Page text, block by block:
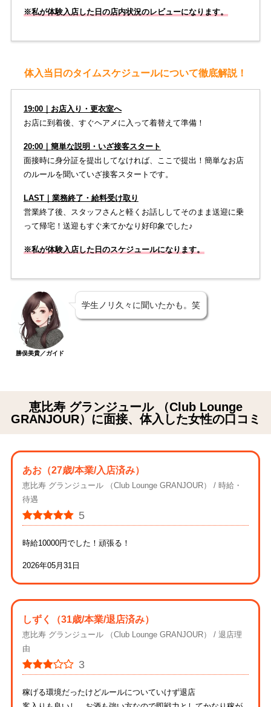
※私が体験入店した日の店内状況のレビューになります。
体入当日のタイムスケジュールについて徹底解説！
19:00｜お店入り・更衣室へ
お店に到着後、すぐヘアメに入って着替えて準備！
20:00｜簡単な説明・いざ接客スタート
面接時に身分証を提出してなければ、ここで提出！簡単なお店
のルールを聞いていざ接客スタートです。
LAST｜業務終了・給料受け取り
営業終了後、スタッフさんと軽くお話ししてそのまま送迎に乗
って帰宅！送迎もすぐ来てかなり好印象でした♪
※私が体験入店した日のスケジュールになります。
勝俣美貴／ガイド
学生ノリ久々に聞いたかも。笑
恵比寿 グランジュール （Club Lounge
GRANJOUR）に面接、体入した女性の口コミ
あお （27歳/本業/入店済み）
恵比寿 グランジュール （Club Lounge GRANJOUR）
時給・
待遇
5
時給10000円でした！頑張る！
2026年05月31日
しずく （31歳/本業/退店済み）
恵比寿 グランジュール （Club Lounge GRANJOUR）
退店理
由
3
稼げる環境だったけどルールについていけず退店